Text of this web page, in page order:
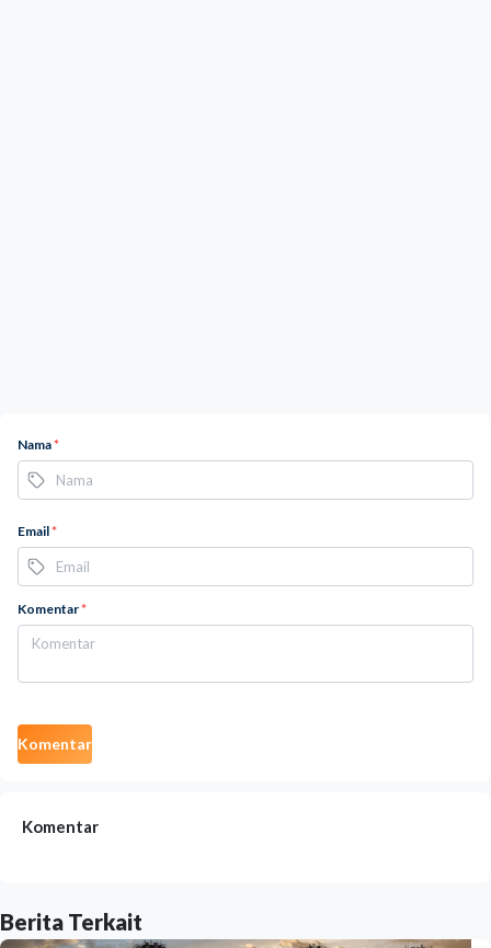
Nama*
Email*
Komentar*
Komentar
Komentar
Berita Terkait